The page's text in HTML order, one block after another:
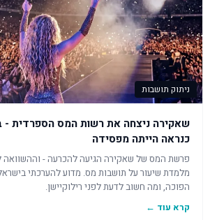
ניתוק תושבות
שאקירה ניצחה את רשות המס הספרדית -
כנראה הייתה מפסידה
פרשת המס של שאקירה הגיעה להכרעה - וההשוואה
מלמדת שיעור על תושבות מס. מדוע להערכתי
הפוכה, ומה חשוב לדעת לפני רילוקיישן.
קרא עוד ←